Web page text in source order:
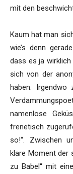
mit den
Kaum hat man
wie’s denn
dass es ja
sich von der
haben. Irgendwo
namenlose
frenetisch
so!“. Zwischen
klare Moment der
zu Babel“ mit